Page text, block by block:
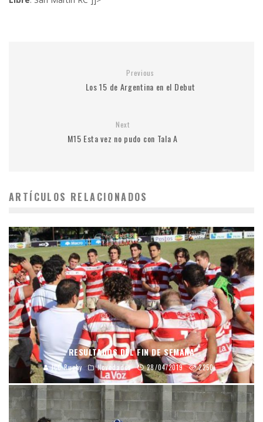
Previous
Los 15 de Argentina en el Debut
Next
M15 Esta vez no pudo con Tala A
ARTÍCULOS RELACIONADOS
RESULTADOS DEL FIN DE SEMANA
JCC Rugby Novedades 28/04/2019 2250